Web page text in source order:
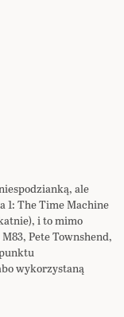
ale
1: The Time Machine
i to mimo
Pete Townshend,
wykorzystaną